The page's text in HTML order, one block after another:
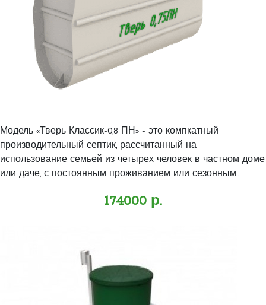
Модель «Тверь Классик-0,8 ПН» - это компкатный
производительный септик, рассчитанный на
использование семьей из четырех человек в частном доме
или даче, с постоянным проживанием или сезонным..
174000 р.